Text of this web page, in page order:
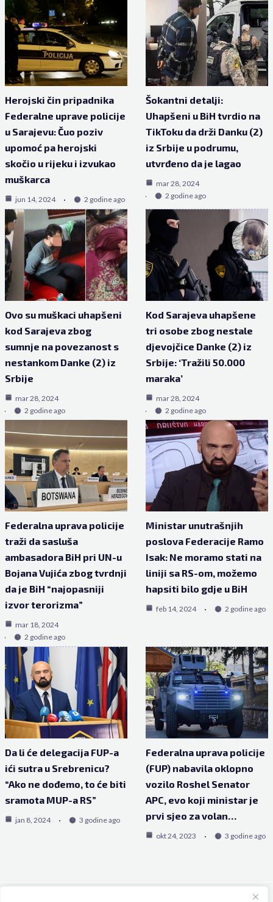
Herojski čin pripadnika
Federalne uprave policije
u Sarajevu: Čuo poziv
upomoć pa herojski
skočio u rijeku i izvukao
muškarca
jun 14, 2024 2 godine ago
Šokantni detalji:
Uhapšeni u BiH tvrdio na
TikToku da drži Danku (2)
iz Srbije u podrumu,
utvrđeno da je lagao
mar 28, 2024
2 godine ago
Ovo su muškaci uhapšeni
kod Sarajeva zbog
sumnje na povezanost s
nestankom Danke (2) iz
Srbije
mar 28, 2024
2 godine ago
Kod Sarajeva uhapšene
tri osobe zbog nestale
djevojčice Danke (2) iz
Srbije: ‘Tražili 50.000
maraka’
mar 28, 2024
2 godine ago
Federalna uprava policije
traži da sasluša
ambasadora BiH pri UN-u
Bojana Vujića zbog tvrdnji
da je BiH “najopasniji
izvor terorizma”
mar 18, 2024
2 godine ago
Ministar unutrašnjih
poslova Federacije Ramo
Isak: Ne moramo stati na
liniji sa RS-om, možemo
hapsiti bilo gdje u BiH
feb 14, 2024 2 godine ago
Da li će delegacija FUP-a
ići sutra u Srebrenicu?
“Ako ne dođemo, to će biti
sramota MUP-a RS”
jan 8, 2024 3 godine ago
Federalna uprava policije
(FUP) nabavila oklopno
vozilo Roshel Senator
APC, evo koji ministar je
prvi sjeo za volan…
okt 24, 2023 3 godine ago